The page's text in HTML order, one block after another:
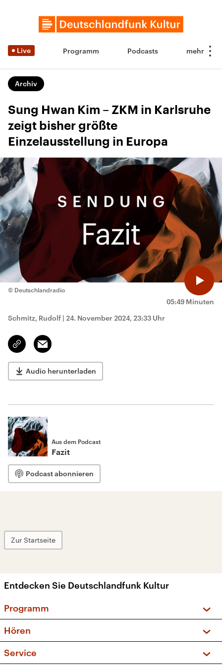
Live Programm Podcasts
Archiv
Sung Hwan Kim – ZKM in Karlsruhe
zeigt bisher größte
Einzelausstellung in Europa
05:49 Minuten
© Deutschlandradio
Schmitz, Rudolf | 24. November 2024, 23:33 Uhr
Link
kopieren/teilen
Email
Audio herunterladen
Aus dem Podcast
Fazit
Podcast abonnieren
Zur Startseite
Entdecken Sie Deutschlandfunk Kultur
Programm
Sendungen und Podcasts
Musikliste
Hören
Service